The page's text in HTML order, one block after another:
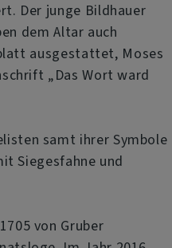
Der junge Bildhauer
dem Altar auch
ausgestattet, Moses
„Das Wort ward
samt ihrer Symbole
Siegesfahne und
von Gruber